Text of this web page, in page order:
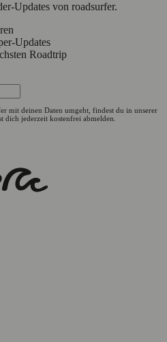
Updates von roadsurfer.
Updates
Roadtrip
mit deinen Daten umgeht, findest du in unserer
dich jederzeit kostenfrei abmelden.